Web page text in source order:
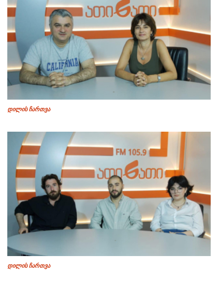
დილის ჩართვა
დილის ჩართვა